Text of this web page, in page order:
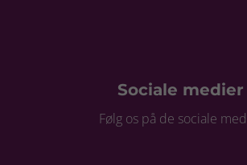
Sociale medier
Følg os på de sociale